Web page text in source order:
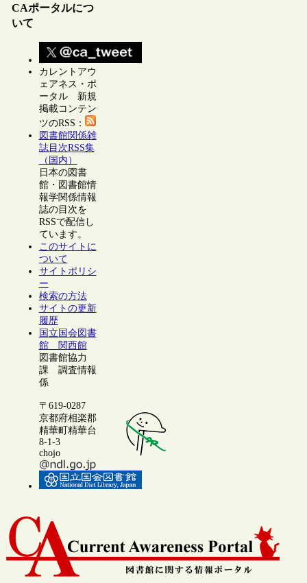
CAポータルにつ
いて
カレントアウ
ェアネス・ポ
ータル 新規
掲載コンテン
ツのRSS：
図書館関係雑
誌目次RSS集
（国内）
日本の図書
館・図書館情
報学関係情報
誌の目次を
RSSで配信し
ています。
このサイトに
ついて
サイトポリシ
ー
検索の方法
サイトの更新
履歴
国立国会図書
館 関西館
図書館協力
課 調査情報
係
〒619-0287
京都府相楽郡
精華町精華台
8-1-3
chojo